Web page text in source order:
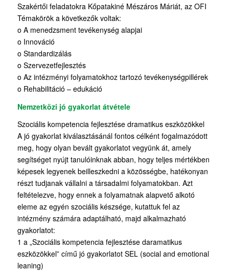
Szakértői feladatokra Kőpatakiné Mészáros Máriát, az OFI
Témakörök a következők voltak:
o A menedzsment tevékenység alapjai
o Innováció
o Standardizálás
o Szervezetfejlesztés
o Az intézményi folyamatokhoz tartozó tevékenységpillérek
o Rehabilitáció – edukáció
Nemzetközi jó gyakorlat átvétele
Szociális kompetencia fejlesztése dramatikus eszközökkel
A jó gyakorlat kiválasztásánál fontos célként fogalmazódott
meg, hogy olyan bevált gyakorlatot vegyünk át, amely
segítséget nyújt tanulóinknak abban, hogy teljes mértékben
képesek legyenek beilleszkedni a közösségbe, hatékonyan
részt tudjanak vállalni a társadalmi folyamatokban. Azt
feltételezve, hogy ennek a folyamatnak alapvető alkotó
eleme az egyén szociális készsége, kutattuk fel az
intézmény számára adaptálható, majd alkalmazható
gyakorlatot:
1 a „Szociális kompetencia fejlesztése daramatikus
eszközökkel” című jó gyakorlatot SEL (social and emotional
leaning)